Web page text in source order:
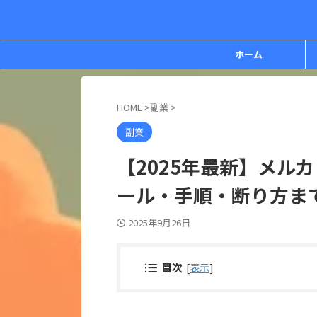
ホーム
HOME >副業 >
副業
【2025年最新】メル
ール・手順・断り方ま
2025年9月26日
目次 [表示]